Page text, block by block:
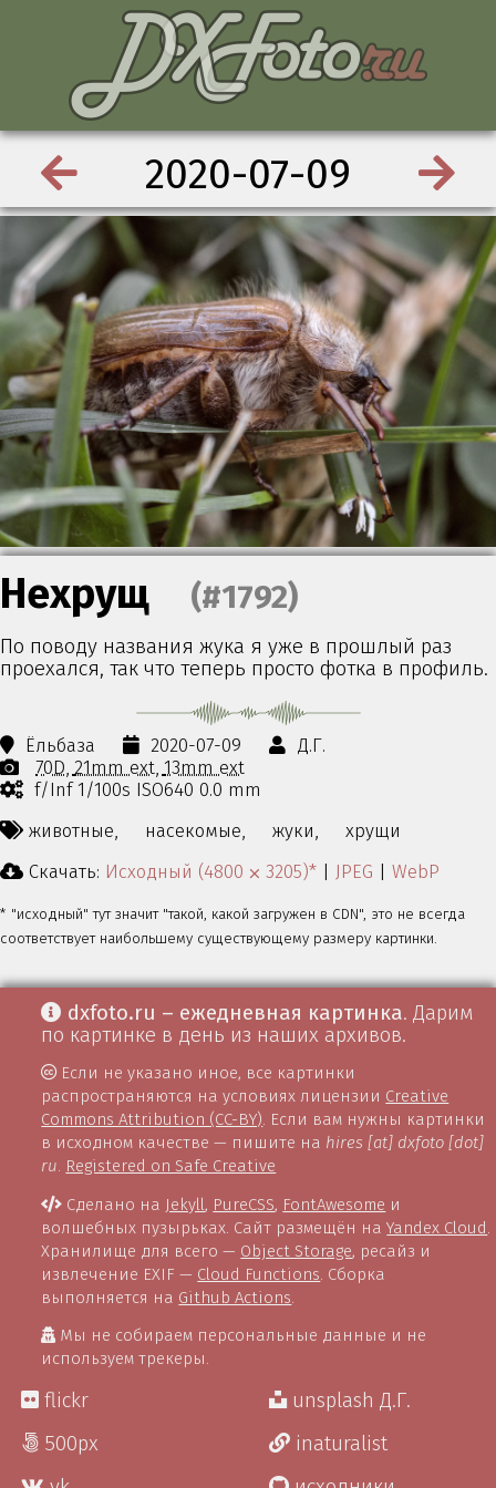
2020-07-09
Нехрущ (#1792)
По поводу названия жука я уже в прошлый раз
проехался, так что теперь просто фотка в профиль.
Ёльбаза 2020-07-09
Д.Г.
70D 21mm ext 13mm ext
f/Inf 1/100s ISO640 0.0 mm
животные,
насекомые, жуки,
хрущи
Скачать: Исходный (4800 ⨉ 3205)* | JPEG | WebP
* "исходный" тут значит "такой, какой загружен в CDN", это не всегда
соответствует наибольшему существующему размеру картинки.
dxfoto.ru – ежедневная картинка. Дарим
по картинке в день из наших архивов.
Если не указано иное, все картинки
распространяются на условиях лицензии Creative
Commons Attribution (CC-BY). Если вам нужны картинки
в исходном качестве — пишите на hires [at] dxfoto [dot]
ru. Registered on Safe Creative
Сделано на Jekyll, PureCSS, FontAwesome и
волшебных пузырьках. Сайт размещён наYandex Cloud
Хранилище для всего — Object Storage, ресайз и
извлечение EXIF — Cloud Functions . Сборка
выполняется на Github Actions
Мы не собираем персональные данные и не
используем трекеры.
flickr
500px
unsplash Д.Г.
inaturalist